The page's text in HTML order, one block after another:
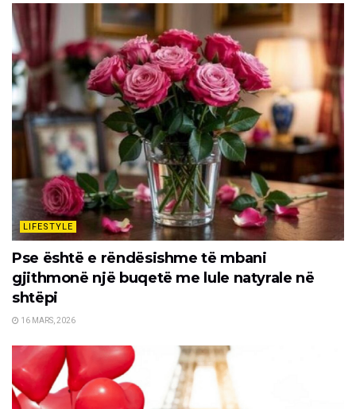
LIFESTYLE
Pse është e rëndësishme të mbani
gjithmonë një buqetë me lule natyrale në
shtëpi
16 MARS, 2026